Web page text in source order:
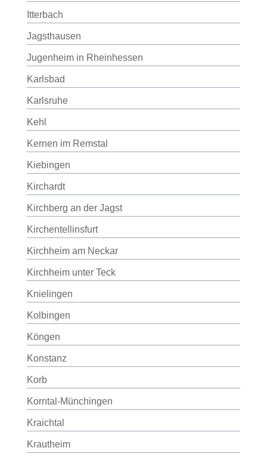
Itterbach
Jagsthausen
Jugenheim in Rheinhessen
Karlsbad
Karlsruhe
Kehl
Kernen im Remstal
Kiebingen
Kirchardt
Kirchberg an der Jagst
Kirchentellinsfurt
Kirchheim am Neckar
Kirchheim unter Teck
Knielingen
Kolbingen
Köngen
Konstanz
Korb
Korntal-Münchingen
Kraichtal
Krautheim